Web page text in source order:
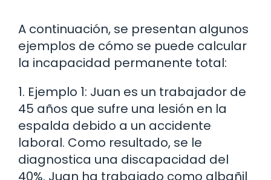
A continuación, se presentan algunos
ejemplos de cómo se puede calcular
la incapacidad permanente total:
1. Ejemplo 1: Juan es un trabajador de
45 años que sufre una lesión en la
espalda debido a un accidente
laboral. Como resultado, se le
diagnostica una discapacidad del
40%. Juan ha trabajado como albañil